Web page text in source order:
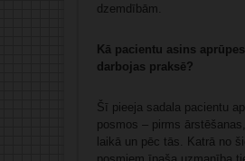
dzemdībām.
Kā pacientu asins
darbojas praksē?
Šī pieeja sadala pacientu
posmos – pirms
laikā un pēc tās. Katrā no